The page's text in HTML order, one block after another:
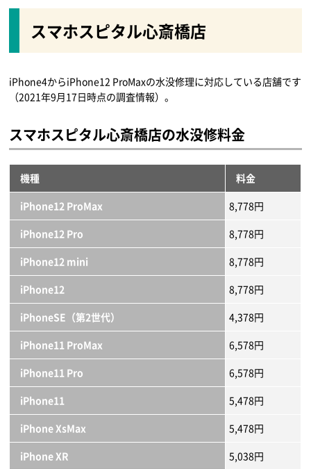
スマホスピタル心斎橋店
iPhone4からiPhone12 ProMaxの水没修理に対応している店舗です
（2021年9月17日時点の調査情報）。
スマホスピタル心斎橋店の水没修料金
機種
料金
iPhone12 ProMax
8,778円
iPhone12 Pro
8,778円
iPhone12 mini
8,778円
iPhone12
8,778円
iPhoneSE（第2世代）
4,378円
iPhone11 ProMax
6,578円
iPhone11 Pro
6,578円
iPhone11
5,478円
iPhone XsMax
5,478円
iPhone XR
5,038円